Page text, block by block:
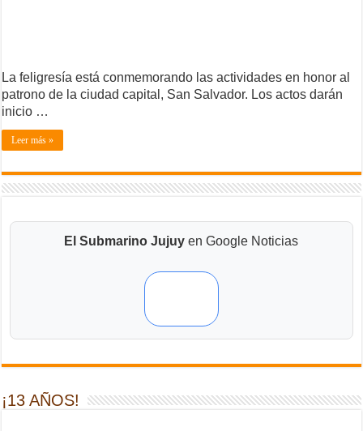
La feligresía está conmemorando las actividades en honor al
patrono de la ciudad capital, San Salvador. Los actos darán
inicio …
Leer más »
El Submarino Jujuy en Google Noticias
¡13 AÑOS!